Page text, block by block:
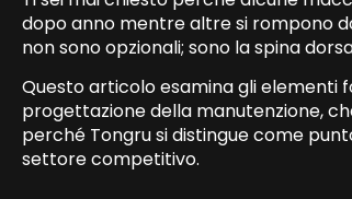
dopo anno mentre altre si rompono
non sono opzionali; sono la spina
Questo articolo esamina gli elementi
progettazione della manutenzione,
perché Tongru si distingue come
settore competitivo.